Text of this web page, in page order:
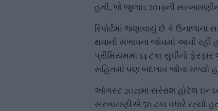
હતી, જે જુલાઇ 2019ની
રિપોર્ટમાં જણાવાયું છે કે ઉનાળાના
થવાની સંભાવના જોવમાં આવી
પ્રીમિયમમાં 14 ટકા સુધીનો
સહિતમાં પણ બદલાવ જોવા મળ્યો
ઓગસ્ટ 2021માં સરેરાશ હોટેલ
સરખામણીએ 50 ટકા વધારે રહ્યો